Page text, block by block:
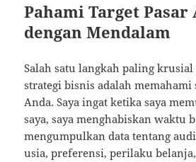
Pahami Target Pasar
dengan Mendalam
Salah satu langkah paling krusial
strategi bisnis adalah memahami
Anda. Saya ingat ketika saya
saya, saya menghabiskan waktu
mengumpulkan data tentang
usia, preferensi, perilaku